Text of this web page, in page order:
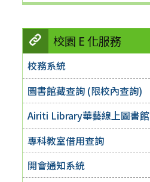
校園 E 化服務
校務系統
圖書館藏查詢 (限校內查詢)
Airiti Library華藝線上圖書館
專科教室借用查詢
開會通知系統